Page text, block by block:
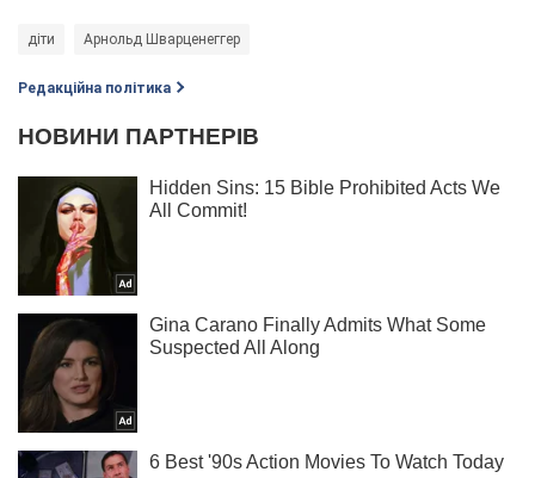
діти Арнольд Шварценеггер
Редакційна політика